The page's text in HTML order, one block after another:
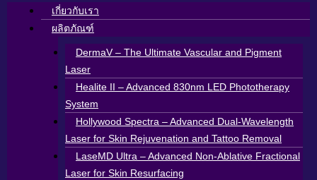
เกี่ยวกับเรา
ผลิตภัณฑ์
DermaV – The Ultimate Vascular and Pigment
Laser
Healite II – Advanced 830nm LED Phototherapy
System
Hollywood Spectra – Advanced Dual-Wavelength
Laser for Skin Rejuvenation and Tattoo Removal
LaseMD Ultra – Advanced Non-Ablative Fractional
Laser for Skin Resurfacing